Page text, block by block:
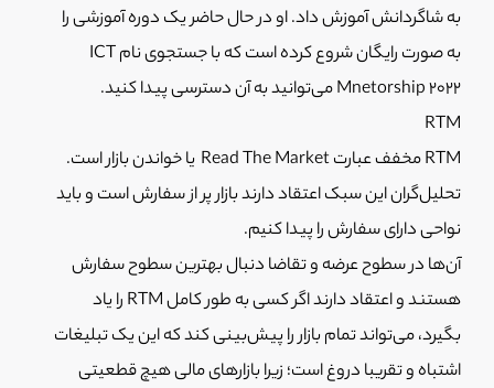
به شاگردانش آموزش داد. او در حال حاضر یک دوره آموزشی را
به صورت رایگان شروع کرده است که با جستجوی نام ICT
Mnetorship 2022 می‌توانید به آن دسترسی پیدا کنید.
RTM
RTM مخفف عبارت Read The Market یا خواندن بازار است.
تحلیل‌گران این سبک اعتقاد دارند بازار پر از سفارش است و باید
نواحی دارای سفارش را پیدا کنیم.
آن‌ها در سطوح عرضه و تقاضا دنبال بهترین سطوح سفارش
هستند و اعتقاد دارند اگر کسی به طور کامل RTM را یاد
بگیرد، می‌تواند تمام بازار را پیش‌بینی کند که این یک تبلیغات
اشتباه و تقریبا دروغ است؛ زیرا بازارهای مالی هیچ قطعیتی